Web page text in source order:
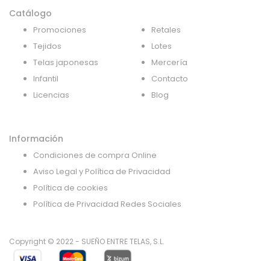
Catálogo
Promociones
Tejidos
Telas japonesas
Infantil
Licencias
Retales
Lotes
Mercería
Contacto
Blog
Información
Condiciones de compra Online
Aviso Legal y Política de Privacidad
Política de cookies
Política de Privacidad Redes Sociales
Copyright © 2022 - SUEÑO ENTRE TELAS, S.L.